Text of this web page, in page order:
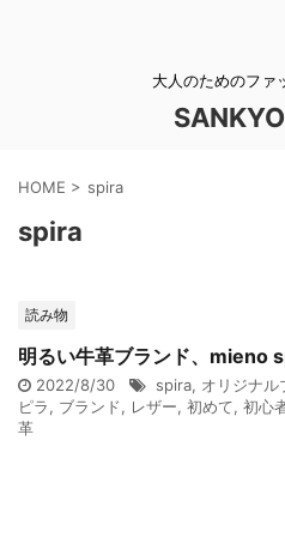
大人のためのファ
HOME > spira
spira
読み物
明るい牛革ブランド、mieno
2022/8/30 spira, オリジナル
ピラ, ブランド, レザー, 初めて, 初心
革